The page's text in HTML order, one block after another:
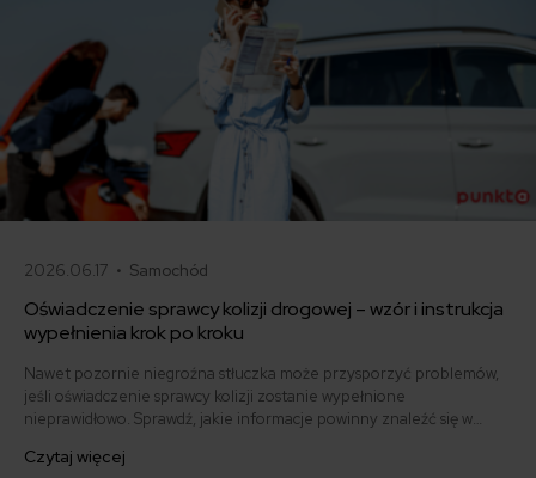
2026.06.17 • Samochód
Oświadczenie sprawcy kolizji drogowej – wzór i instrukcja
wypełnienia krok po kroku
Nawet pozornie niegroźna stłuczka może przysporzyć problemów,
jeśli oświadczenie sprawcy kolizji zostanie wypełnione
nieprawidłowo. Sprawdź, jakie informacje powinny znaleźć się w
Czytaj więcej